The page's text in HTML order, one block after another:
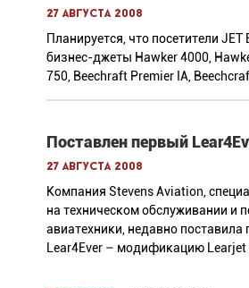
27 августа 2008
Планируется, что посетители JET
бизнес-джеты Hawker 4000,
750, Beechraft Premier IA,
Поставлен первый
27 августа 2008
Компания Stevens Aviation,
на техническом обслуживании и
авиатехники, недавно поставила
Lear4Ever – модификацию Learjet